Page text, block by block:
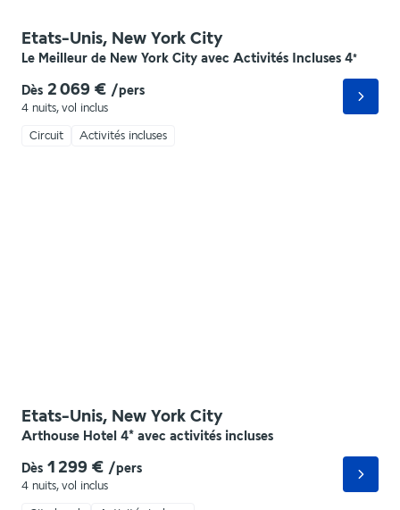
Etats-Unis, New York City
Le Meilleur de New York City avec Activités Incluses 4*
Dès 2 069 € /pers
4 nuits, vol inclus
Circuit Activités incluses
Etats-Unis, New York City
Arthouse Hotel 4* avec activités incluses
Dès 1 299 € /pers
4 nuits, vol inclus